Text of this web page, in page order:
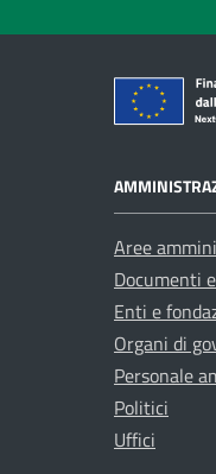
Aree
Documenti
Enti e
Organi di
Personale
Politici
Uffici